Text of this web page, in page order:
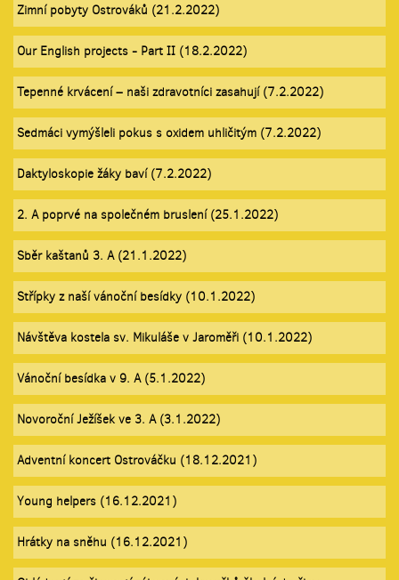
Zimní pobyty Ostrováků (21.2.2022)
Our English projects - Part II (18.2.2022)
Tepenné krvácení – naši zdravotníci zasahují (7.2.2022)
Sedmáci vymýšleli pokus s oxidem uhličitým (7.2.2022)
Daktyloskopie žáky baví (7.2.2022)
2. A poprvé na společném bruslení (25.1.2022)
Sběr kaštanů 3. A (21.1.2022)
Střípky z naší vánoční besídky (10.1.2022)
Návštěva kostela sv. Mikuláše v Jaroměři (10.1.2022)
Vánoční besídka v 9. A (5.1.2022)
Novoroční Ježíšek ve 3. A (3.1.2022)
Adventní koncert Ostrováčku (18.12.2021)
Young helpers (16.12.2021)
Hrátky na sněhu (16.12.2021)